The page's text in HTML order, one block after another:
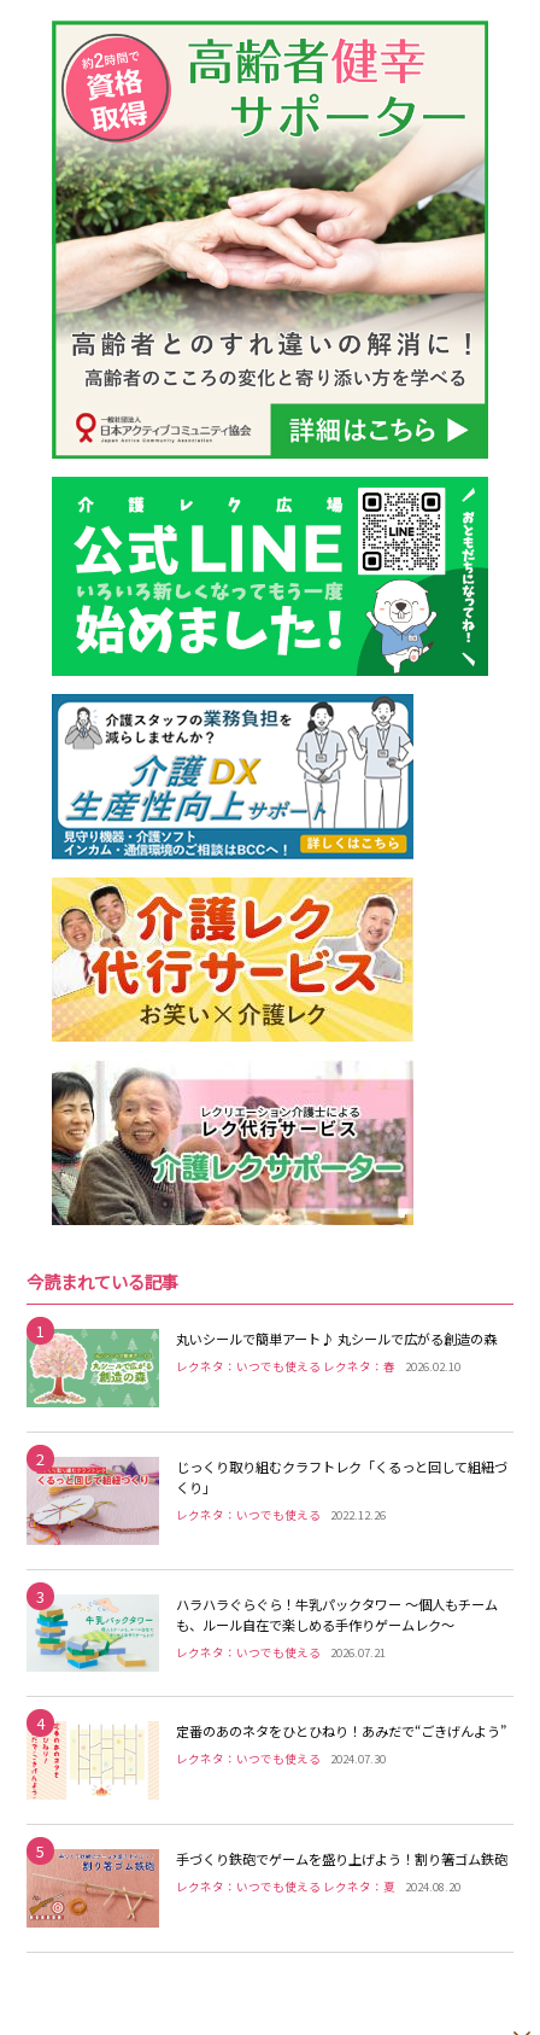
今読まれている記事
1 丸いシールで簡単アート♪ 丸シールで広がる創造の森
レクネタ：いつでも使える レクネタ：春 2026.02.10
2
じっくり取り組むクラフトレク「くるっと回して組紐づ
くり」
レクネタ：いつでも使える 2022.12.26
3
ハラハラぐらぐら！牛乳パックタワー 〜個人もチーム
も、ルール自在で楽しめる手作りゲームレク〜
レクネタ：いつでも使える 2026.07.21
4 定番のあのネタをひとひねり！あみだで“ごきげんよう”
レクネタ：いつでも使える 2024.07.30
5 手づくり鉄砲でゲームを盛り上げよう！割り箸ゴム鉄砲
レクネタ：いつでも使える レクネタ：夏 2024.08.20